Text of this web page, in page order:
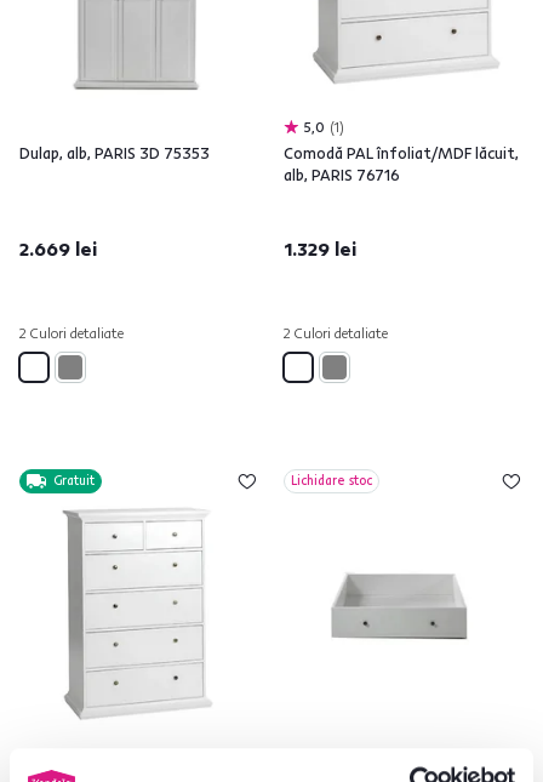
Dulap, alb, PARIS 3D 75353
2.669 lei
2 Culori detaliate
5,0 1
Comodă PAL înfoliat/MDF lăcuit,
alb, PARIS 76716
1.329 lei
2 Culori detaliate
Gratuit
Comodă PAL înfoliat/MDF lăcuit,
Lichidare stoc
Spaţiu de depozitare cu rotile